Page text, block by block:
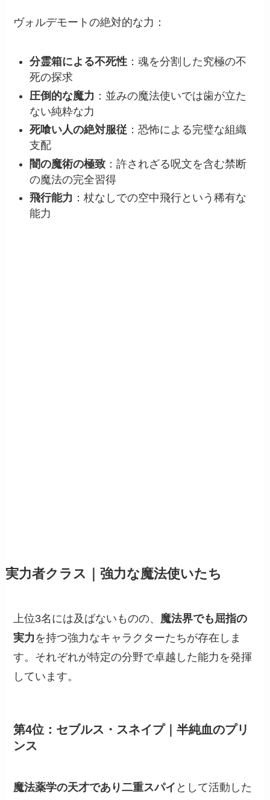
ヴォルデモートの絶対的な力：
分霊箱による不死性 ：魂を分割した究極の不
死の探求
圧倒的な魔力 ：並みの魔法使いでは歯が立た
ない純粋な力
死喰い人の絶対服従 ：恐怖による完璧な組織
支配
闇の魔術の極致 ：許されざる呪文を含む禁断
の魔法の完全習得
飛行能力 ：杖なしでの空中飛行という稀有な
能力
実力者クラス｜強力な魔法使いたち
上位3名には及ばないものの、 魔法界でも屈指の
実力 を持つ強力なキャラクターたちが存在しま
す。それぞれが特定の分野で卓越した能力を発揮
しています。
第4位：セブルス・スネイプ｜半純血のプリ
ンス
魔法薬学の天才であり二重スパイ として活動した